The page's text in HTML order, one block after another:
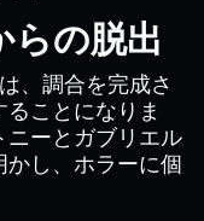
らの脱出
、調合を完成さ
ことになりま
ーとガブリエル
し、ホラーに個